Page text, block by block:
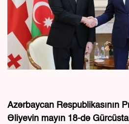
Azərbaycan Respublikasının
Əliyevin mayın 18-də